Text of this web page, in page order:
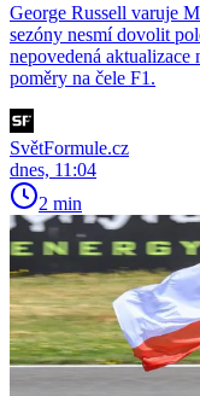
George Russell varuje
sezóny nesmí dovolit
nepovedená
poměry na čele F1.
SvětFormule.cz
dnes, 11:04
2 min